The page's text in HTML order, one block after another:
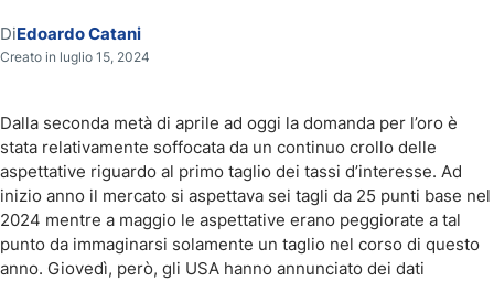
DiEdoardo Catani
Creato in luglio 15, 2024
Dalla seconda metà di aprile ad oggi la domanda per l’oro è
stata relativamente soffocata da un continuo crollo delle
aspettative riguardo al primo taglio dei tassi d’interesse. Ad
inizio anno il mercato si aspettava sei tagli da 25 punti base nel
2024 mentre a maggio le aspettative erano peggiorate a tal
punto da immaginarsi solamente un taglio nel corso di questo
anno. Giovedì, però, gli USA hanno annunciato dei dati